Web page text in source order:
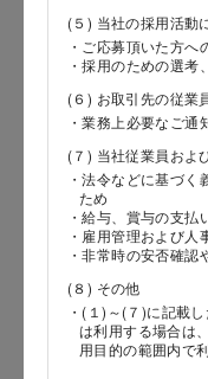
(５) 当社の採用活動
・ご応募頂いた方
・採用のための選
(６) お取引先の従業
・業務上必要なご
(７) 当社従業員およ
・法令などに基づ
ため
・給与、賞与の支払
・雇用管理および人
・非常時の安否確
(８) その他
・(１)～(７)に記載
は利用する場合は
用目的の範囲内で
都道府県
市区郡
番地以降